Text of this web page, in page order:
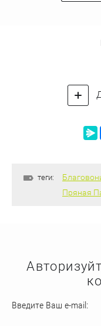
теги:
Пряная
Введите Ваш e-mail: